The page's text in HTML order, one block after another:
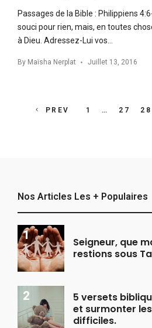
Passages de la Bible : Philippiens
souci pour rien, mais, en toutes
à Dieu. Adressez-Lui vos…
By Maïsha Nerplat Juillet 13, 2016
Posts
PREV 1 … 27 28
Nos Articles Les + Populaires
Seigneur, que
restions sous
5 versets
et surmonter
difficiles.